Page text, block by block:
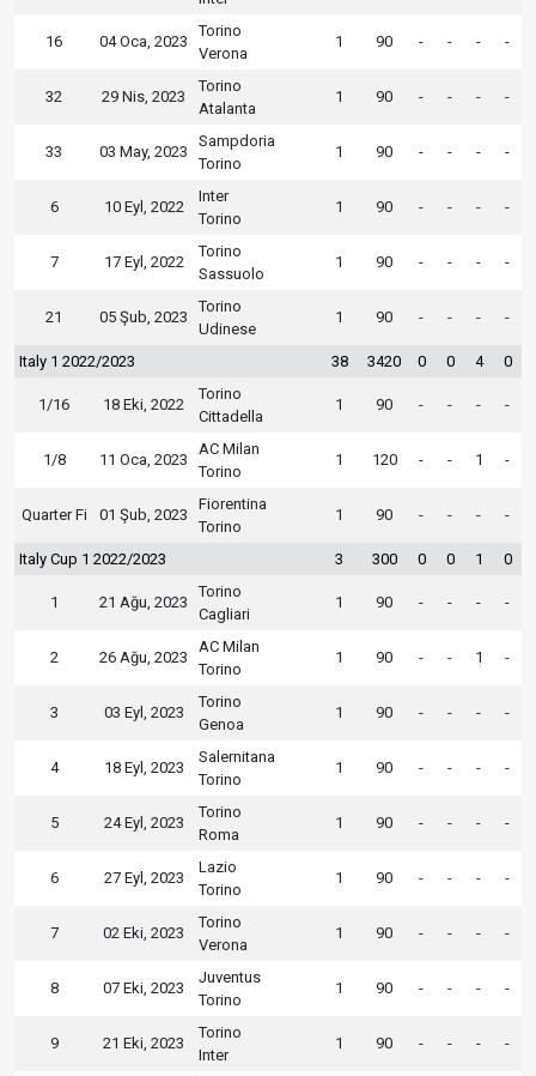
16 04 Oca, 2023
Torino
Verona
1 90 - - - -
32 29 Nis, 2023
Torino
Atalanta
1 90 - - - -
33 03 May, 2023
Sampdoria
Torino
1 90 - - - -
6 10 Eyl, 2022
Inter
Torino
1 90 - - - -
7 17 Eyl, 2022
Torino
Sassuolo
1 90 - - - -
21 05 Şub, 2023
Torino
Udinese
1 90 - - - -
Italy 1 2022/2023 38 3420 0 0 4 0
1/16 18 Eki, 2022
Torino
Cittadella
1 90 - - - -
1/8 11 Oca, 2023
AC Milan
Torino
1 120 - - 1 -
Quarter Fi 01 Şub, 2023
Fiorentina
Torino
1 90 - - - -
Italy Cup 1 2022/2023 3 300 0 0 1 0
1 21 Ağu, 2023
Torino
Cagliari
1 90 - - - -
2 26 Ağu, 2023
AC Milan
Torino
1 90 - - 1 -
3 03 Eyl, 2023
Torino
Genoa
1 90 - - - -
4 18 Eyl, 2023
Salernitana
Torino
1 90 - - - -
5 24 Eyl, 2023
Torino
Roma
1 90 - - - -
6 27 Eyl, 2023
Lazio
Torino
1 90 - - - -
7 02 Eki, 2023
Torino
Verona
1 90 - - - -
8 07 Eki, 2023
Juventus
Torino
1 90 - - - -
9 21 Eki, 2023
Torino
Inter
1 90 - - - -